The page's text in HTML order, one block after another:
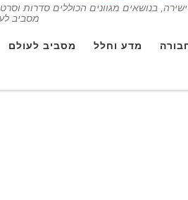
בנושאים מגוונים הכוללים סדרות
מסביב
מדע וחלל מסביב לעולם